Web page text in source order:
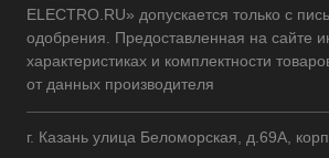
ELECTRO.RU» допускается только с
одобрения. Предоставленная на сайте
характеристиках и комплектности
от данных производителя
г. Казань улица Беломорская, д.69А,